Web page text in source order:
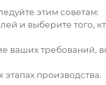
этим советам:
и выберите того,
ваших требований,
производства.